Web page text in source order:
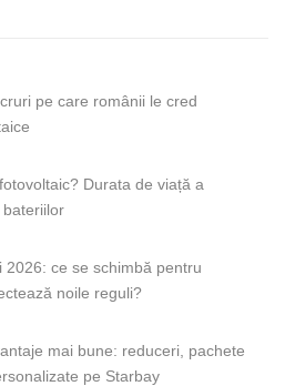
pe care românii le cred
Durata de viață a
bateriilor
2026: ce se schimbă pentru
noile reguli?
mai bune: reduceri, pachete
pe Starbay